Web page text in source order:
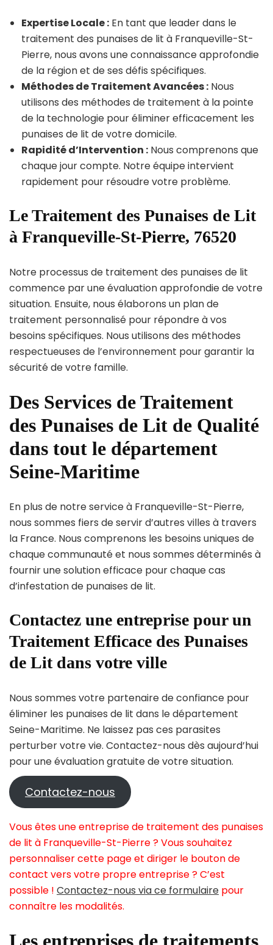
Expertise Locale : En tant que leader dans le
traitement des punaises de lit à Franqueville-St-
Pierre, nous avons une connaissance approfondie
de la région et de ses défis spécifiques.
Méthodes de Traitement Avancées : Nous
utilisons des méthodes de traitement à la pointe
de la technologie pour éliminer efficacement les
punaises de lit de votre domicile.
Rapidité d’Intervention : Nous comprenons que
chaque jour compte. Notre équipe intervient
rapidement pour résoudre votre problème.
Le Traitement des Punaises de Lit
à Franqueville-St-Pierre, 76520
Notre processus de traitement des punaises de lit
commence par une évaluation approfondie de votre
situation. Ensuite, nous élaborons un plan de
traitement personnalisé pour répondre à vos
besoins spécifiques. Nous utilisons des méthodes
respectueuses de l’environnement pour garantir la
sécurité de votre famille.
Des Services de Traitement
des Punaises de Lit de Qualité
dans tout le département
Seine-Maritime
En plus de notre service à Franqueville-St-Pierre,
nous sommes fiers de servir d’autres villes à travers
la France. Nous comprenons les besoins uniques de
chaque communauté et nous sommes déterminés à
fournir une solution efficace pour chaque cas
d’infestation de punaises de lit.
Contactez une entreprise pour un
Traitement Efficace des Punaises
de Lit dans votre ville
Nous sommes votre partenaire de confiance pour
éliminer les punaises de lit dans le département
Seine-Maritime. Ne laissez pas ces parasites
perturber votre vie. Contactez-nous dès aujourd’hui
pour une évaluation gratuite de votre situation.
Contactez-nous
Vous êtes une entreprise de traitement des punaises
de lit à Franqueville-St-Pierre ? Vous souhaitez
personnaliser cette page et diriger le bouton de
contact vers votre propre entreprise ? C’est
possible ! Contactez-nous via ce formulaire pour
connaître les modalités.